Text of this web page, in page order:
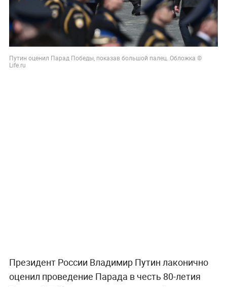
Путин оценил Парад Победы, показав большой палец. Обложка ©
Life.ru
Президент России Владимир Путин лаконично
оценил проведение Парада в честь 80-летия